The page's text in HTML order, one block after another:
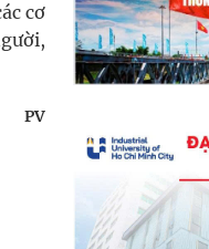
cơ
PV